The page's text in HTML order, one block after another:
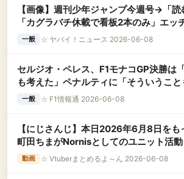
【画像】週刊少年ジャンプ今週号→「読
「カグラバチ休載で看板2本のみ」エッ
一般 ☆ ヤバイ！ニュース 2026-06-08
セルジオ・ペレス、F1モナコGP決勝は
も考えた」ペナルティに「そういうこと
一般 ☆ F1情報通 2026-06-08
【にじさんじ】本日2026年6月8日をも
町田ちまがNornisとしてのユニット活
動画 ☆ Vtuberまとめるよ～ん 2026-06-08